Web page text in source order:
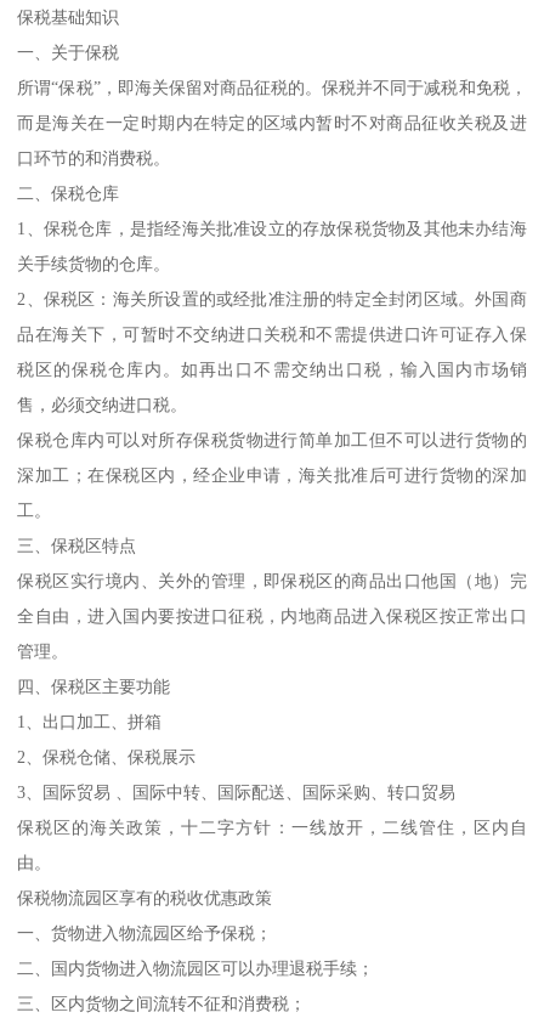
保税基础知识
一、关于保税
所谓“保税”，即海关保留对商品征税的。保税并不同于减税和免税，
而是海关在一定时期内在特定的区域内暂时不对商品征收关税及进
口环节的和消费税。
二、保税仓库
1、保税仓库，是指经海关批准设立的存放保税货物及其他未办结海
关手续货物的仓库。
2、保税区：海关所设置的或经批准注册的特定全封闭区域。外国商
品在海关下，可暂时不交纳进口关税和不需提供进口许可证存入保
税区的保税仓库内。如再出口不需交纳出口税，输入国内市场销
售，必须交纳进口税。
保税仓库内可以对所存保税货物进行简单加工但不可以进行货物的
深加工；在保税区内，经企业申请，海关批准后可进行货物的深加
工。
三、保税区特点
保税区实行境内、关外的管理，即保税区的商品出口他国（地）完
全自由，进入国内要按进口征税，内地商品进入保税区按正常出口
管理。
四、保税区主要功能
1、出口加工、拼箱
2、保税仓储、保税展示
3、国际贸易 、国际中转、国际配送、国际采购、转口贸易
保税区的海关政策，十二字方针：一线放开，二线管住，区内自
由。
保税物流园区享有的税收优惠政策
一、货物进入物流园区给予保税；
二、国内货物进入物流园区可以办理退税手续；
三、区内货物之间流转不征和消费税；